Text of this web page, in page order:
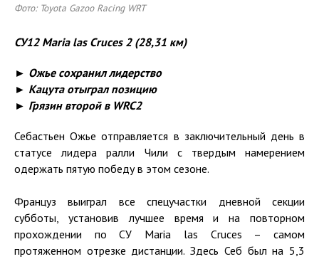
Фото: Toyota Gazoo Racing WRT
СУ12 Maria las Cruces2 (28,31 км)
► Ожье сохранил лидерство
► Кацута отыграл позицию
► Грязин второй в WRC2
Себастьен Ожье отправляется в заключительный день в
статусе лидера ралли Чили с твердым намерением
одержать пятую победу в этом сезоне.
Француз выиграл все спецучастки дневной секции
субботы, установив лучшее время и на повторном
прохождении по СУ Maria las Cruces – самом
протяженном отрезке дистанции. Здесь Себ был на 5,3